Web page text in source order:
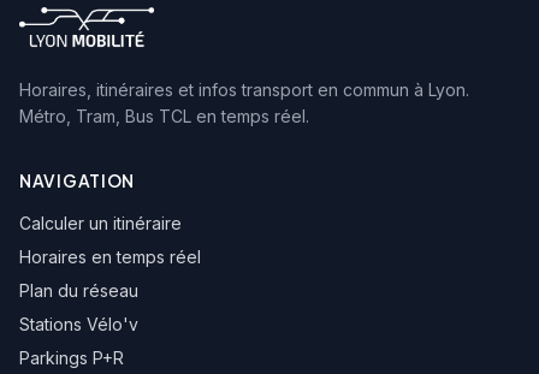
Horaires, itinéraires et infos transport en commun à Lyon.
Métro, Tram, Bus TCL en temps réel.
NAVIGATION
Calculer un itinéraire
Horaires en temps réel
Plan du réseau
Stations Vélo'v
Parkings P+R